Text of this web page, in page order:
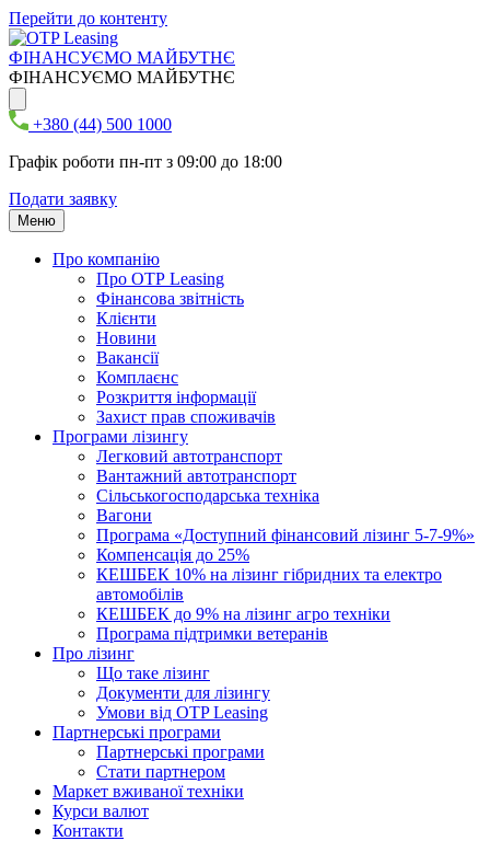
Перейти до контенту
ФІНАНСУЄМО МАЙБУТНЄ
ФІНАНСУЄМО МАЙБУТНЄ
+380 (44) 500 1000
Графік роботи пн-пт з 09:00 до 18:00
Подати заявку
Меню
Про компанію
Про ОТР Leasing
Фінансова звітність
Клієнти
Новини
Вакансії
Комплаєнс
Розкриття інформації
Захист прав споживачів
Програми лізингу
Легковий автотранспорт
Вантажний автотранспорт
Cільськогосподарська техніка
Вагони
Програма «Доступний фінансовий лізинг 5-7-9%»
Компенсація до 25%
КЕШБЕК 10% на лізинг гібридних та електро
автомобілів
КЕШБЕК до 9% на лізинг агро техніки
Програма підтримки ветеранів
Про лізинг
Що таке лізинг
Документи для лізингу
Умови від OTP Leasing
Партнерські програми
Партнерські програми
Стати партнером
Маркет вживаної техніки
Курси валют
Контакти